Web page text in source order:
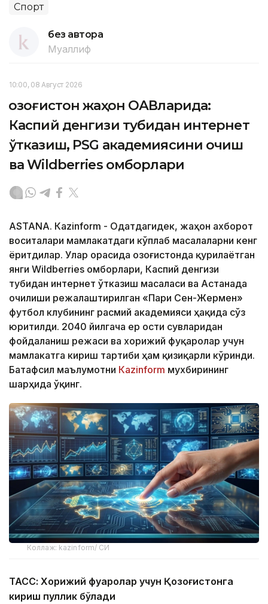
Спорт
без автора
Муаллиф
10:00, 08 Август 2026
Қозоғистон жаҳон ОАВларида:
Каспий денгизи тубидан интернет
ўтказиш, PSG академиясини очиш
ва Wildberries омборлари
ASTANА. Кazinform - Одатдагидек, жаҳон ахборот
воситалари мамлакатдаги кўплаб масалаларни кенг
ёритдилар. Улар орасида Қозоғистонда қурилаётган
янги Wildberries омборлари, Каспий денгизи
тубидан интернет ўтказиш масаласи ва Астанада
очилиши режалаштирилган «Пари Сен-Жермен»
футбол клубининг расмий академияси ҳақида сўз
юритилди. 2040 йилгача ер ости сувларидан
фойдаланиш режаси ва хорижий фуқаролар учун
мамлакатга кириш тартиби ҳам қизиқарли кўринди.
Батафсил маълумотни Кazinform мухбирининг
шарҳида ўқинг.
Коллаж: kazinform/ СИ
ТАСС: Хорижий фуқаролар учун Қозоғистонга
кириш пуллик бўлади